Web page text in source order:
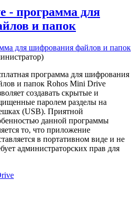
- программа для
и папок
для шифрования файлов и папок
программа для шифрования
и папок Rohos Mini Drive
создавать скрытые и
паролем разделы на
(USB). Приятной
данной программы
то, что приложение
в портативном виде и не
администраторских прав для